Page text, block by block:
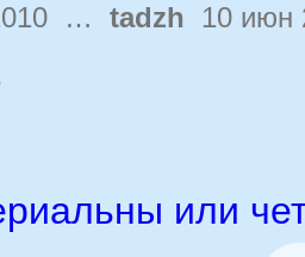
… tadzh 10 июн
или